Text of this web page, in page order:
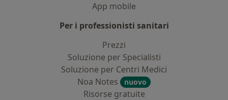
App mobile
Per i professionisti sanitari
Prezzi
Soluzione per Specialisti
Soluzione per Centri Medici
Noa Notes
nuovo
Risorse gratuite